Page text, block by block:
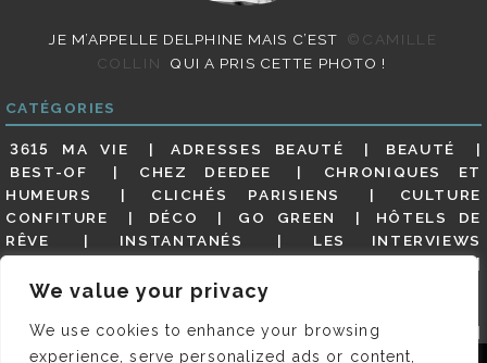
We value your privacy
We use cookies to enhance your browsing
experience, serve personalized ads or content,
JE M’APPELLE DELPHINE MAIS C’EST
©CAMILLE
COLLIN
QUI A PRIS CETTE PHOTO !
CATÉGORIES
3615 MA VIE ADRESSES BEAUTÉ
BEAUTÉ
BEST-OF
CHEZ DEEDEE
CHRONIQUES ET
HUMEURS
CLICHÉS PARISIENS
CULTURE
CONFITURE
DÉCO GO GREEN
HÔTELS DE
RÊVE
INSTANTANÉS
LES INTERVIEWS
MES ADRESSES
MODE NON CLASSÉ
GUIDE
PARIS EN PHOTOS
RESTAURANTS
REVUE DE PRESSE DÉTAILLÉE, SIOU PLAIT